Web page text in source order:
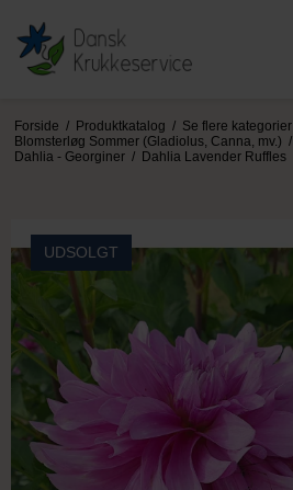
Forside / Produktkatalog / Se flere kategorier
Blomsterløg Sommer (Gladiolus, Canna, mv.) /
Dahlia - Georginer / Dahlia Lavender Ruffles
UDSOLGT